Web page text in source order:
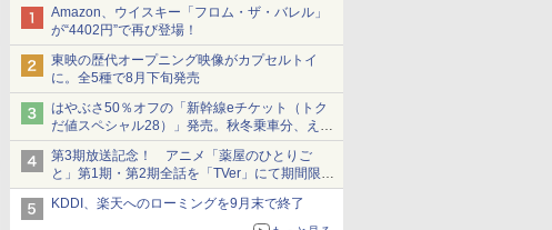
Amazon、ウイスキー「フロム・ザ・バレル」
が“4402円”で再び登場！
東映の歴代オープニング映像がカプセルトイ
に。全5種で8月下旬発売
はやぶさ50％オフの「新幹線eチケット（トク
だ値スペシャル28）」発売。秋冬乗車分、えき
ねっと限定
第3期放送記念！ アニメ「薬屋のひとりご
と」第1期・第2期全話を「TVer」にて期間限定
で順次無料配信開始
KDDI、楽天へのローミングを9月末で終了